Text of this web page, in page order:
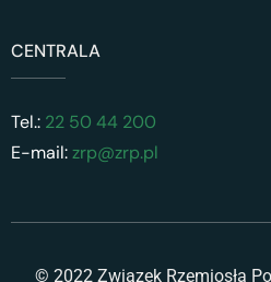
CENTRALA
Tel.: 22 50 44 200
E-mail:zrp@zrp.pl
© 2022 Związek Rzemiosła